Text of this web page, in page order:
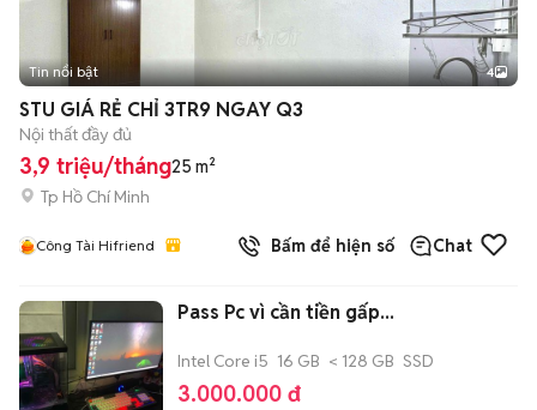
Tin nổi bật 4
STU GIÁ RẺ CHỈ 3TR9 NGAY Q3
Nội thất đầy đủ
3,9 triệu/tháng25 m²
Tp Hồ Chí Minh
Công Tài Hifriend Bấm để hiện số Chat
Pass Pc vì cần tiền gấp...
Intel Core i5 16 GB < 128 GB SSD
3.000.000 đ